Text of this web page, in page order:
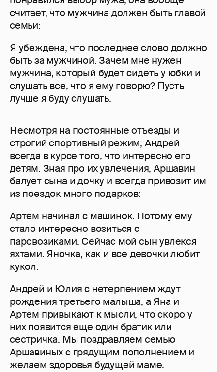
считает, что мужчина должен быть главой
семьи:
Я убеждена, что последнее слово должно
быть за мужчиной. Зачем мне нужен
мужчина, который будет сидеть у юбки и
слушать все, что я ему говорю? Пусть
лучше я буду слушать.
Несмотря на постоянные отъезды и
строгий спортивный режим, Андрей
всегда в курсе того, что интересно его
детям. Зная про их увлечения, Аршавин
балует сына и дочку и всегда привозит им
из поездок много подарков:
Артем начинал с машинок. Потому ему
стало интересно возиться с
паровозиками. Сейчас мой сын увлекся
яхтами. Яночка, как и все девочки любит
кукол.
Андрей и Юлия с нетерпением ждут
рождения третьего малыша, а Яна и
Артем привыкают к мысли, что скоро у
них появится еще один братик или
сестричка. Мы поздравляем семью
Аршавиных с грядущим пополнением и
желаем здоровья будущей маме.